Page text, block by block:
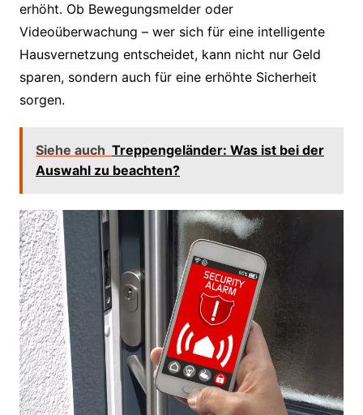
erhöht. Ob Bewegungsmelder oder
Videoüberwachung – wer sich für eine intelligente
Hausvernetzung entscheidet, kann nicht nur Geld
sparen, sondern auch für eine erhöhte Sicherheit
sorgen.
Siehe auch Treppengeländer: Was ist bei der
Auswahl zu beachten?